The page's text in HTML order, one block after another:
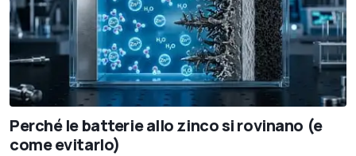
Perché le batterie allo zinco si rovinano (e
come evitarlo)